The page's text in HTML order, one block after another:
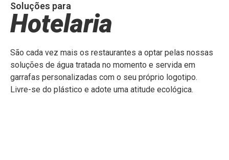
Soluções para
Hotelaria
São cada vez mais os restaurantes a optar pelas nossas
soluções de água tratada no momento e servida em
garrafas personalizadas com o seu próprio logotipo.
Livre-se do plástico e adote uma atitude ecológica.